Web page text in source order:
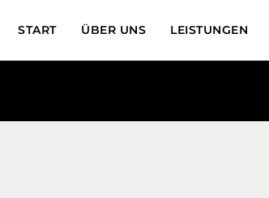
START ÜBER UNS LEISTUNGEN